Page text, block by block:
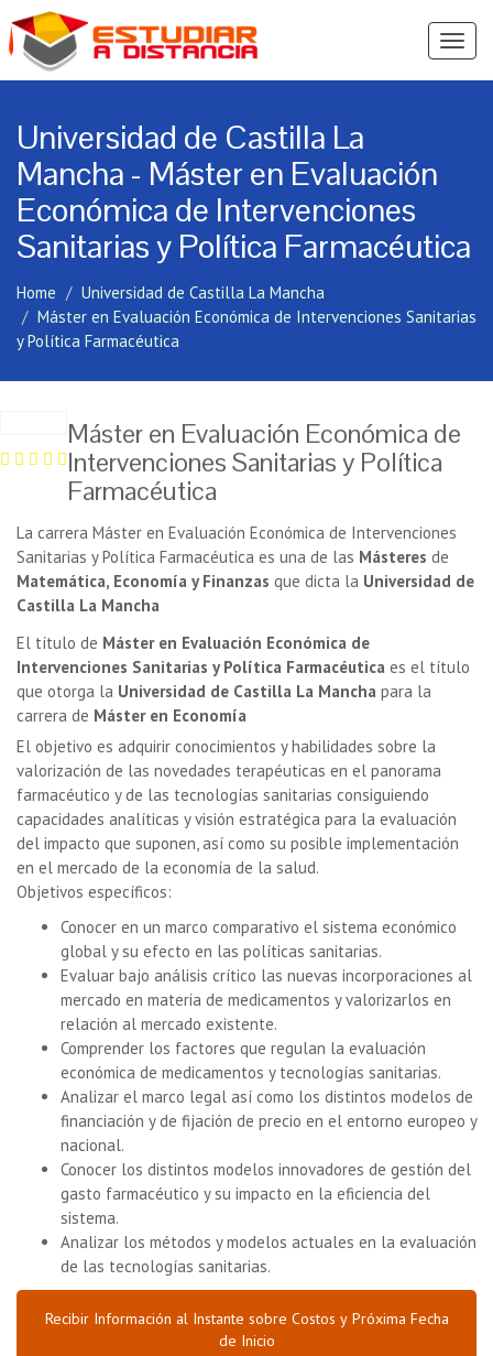
Ver
Universidad de Castilla La
Mancha - Máster en Evaluación
Económica de Intervenciones
Sanitarias y Política Farmacéutica
Home
Universidad de Castilla La Mancha
Máster en Evaluación Económica de Intervenciones Sanitarias
y Política Farmacéutica
Máster en Evaluación Económica de
Intervenciones Sanitarias y Política
Farmacéutica
La carrera Máster en Evaluación Económica de Intervenciones
Sanitarias y Política Farmacéutica es una de las Másteres de
Matemática, Economía y Finanzas que dicta la Universidad de
Castilla La Mancha
El título de Máster en Evaluación Económica de
Intervenciones Sanitarias y Política Farmacéutica es el título
que otorga la Universidad de Castilla La Mancha para la
carrera de Máster en Economía
El objetivo es adquirir conocimientos y habilidades sobre la
valorización de las novedades terapéuticas en el panorama
farmacéutico y de las tecnologías sanitarias consiguiendo
capacidades analíticas y visión estratégica para la evaluación
del impacto que suponen, así como su posible implementación
en el mercado de la economía de la salud.
Objetivos específicos:
Conocer en un marco comparativo el sistema económico
global y su efecto en las políticas sanitarias.
Evaluar bajo análisis crítico las nuevas incorporaciones al
mercado en materia de medicamentos y valorizarlos en
relación al mercado existente.
Comprender los factores que regulan la evaluación
económica de medicamentos y tecnologías sanitarias.
Analizar el marco legal así como los distintos modelos de
financiación y de fijación de precio en el entorno europeo y
nacional.
Conocer los distintos modelos innovadores de gestión del
gasto farmacéutico y su impacto en la eficiencia del
sistema.
Analizar los métodos y modelos actuales en la evaluación
de las tecnologías sanitarias.
Recibir Información al Instante sobre Costos y Próxima Fecha
de Inicio